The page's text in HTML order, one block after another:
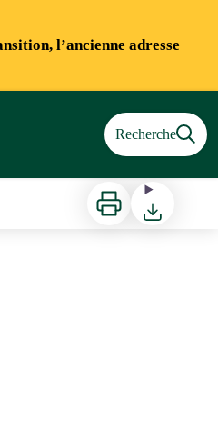
l’ancienne adresse
Recherche
Imprimer Télécharger